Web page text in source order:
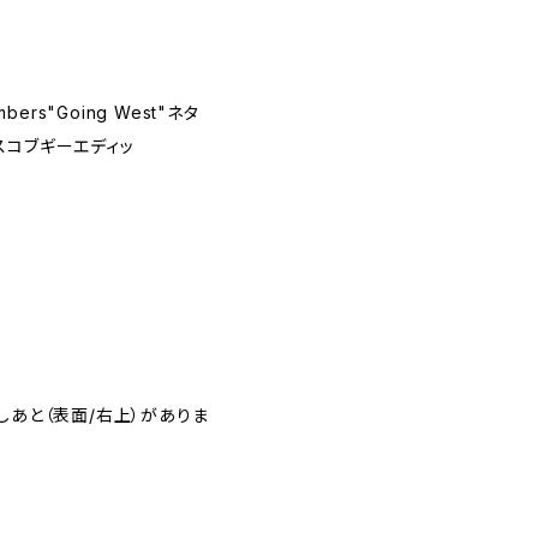
West"ネタ
ブギーエディッ
あと（表面/右上）がありま